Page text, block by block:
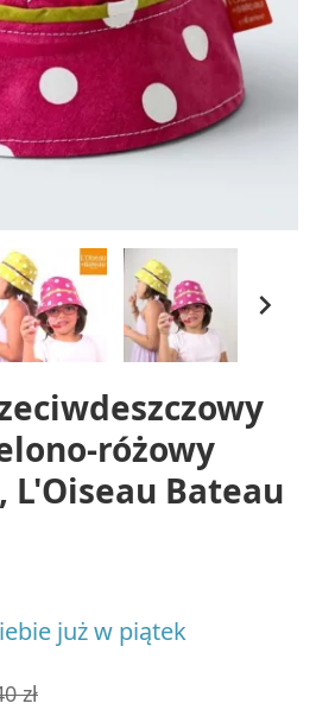

różowy
Bateau
już w piątek
zł